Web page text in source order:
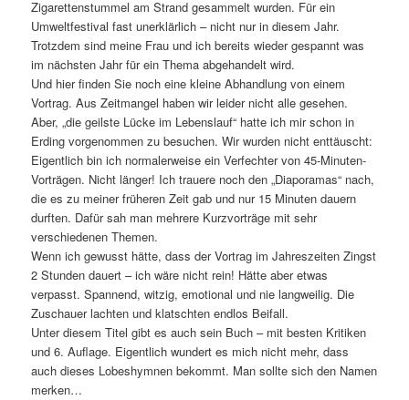
Zigarettenstummel am Strand gesammelt wurden. Für ein
Umweltfestival fast unerklärlich – nicht nur in diesem Jahr.
Trotzdem sind meine Frau und ich bereits wieder gespannt was
im nächsten Jahr für ein Thema abgehandelt wird.
Und hier finden Sie noch eine kleine Abhandlung von einem
Vortrag. Aus Zeitmangel haben wir leider nicht alle gesehen.
Aber, „die geilste Lücke im Lebenslauf“ hatte ich mir schon in
Erding vorgenommen zu besuchen. Wir wurden nicht enttäuscht:
Eigentlich bin ich normalerweise ein Verfechter von 45-Minuten-
Vorträgen. Nicht länger! Ich trauere noch den „Diaporamas“ nach,
die es zu meiner früheren Zeit gab und nur 15 Minuten dauern
durften. Dafür sah man mehrere Kurzvorträge mit sehr
verschiedenen Themen.
Wenn ich gewusst hätte, dass der Vortrag im Jahreszeiten Zingst
2 Stunden dauert – ich wäre nicht rein! Hätte aber etwas
verpasst. Spannend, witzig, emotional und nie langweilig. Die
Zuschauer lachten und klatschten endlos Beifall.
Unter diesem Titel gibt es auch sein Buch – mit besten Kritiken
und 6. Auflage. Eigentlich wundert es mich nicht mehr, dass
auch dieses Lobeshymnen bekommt. Man sollte sich den Namen
merken…